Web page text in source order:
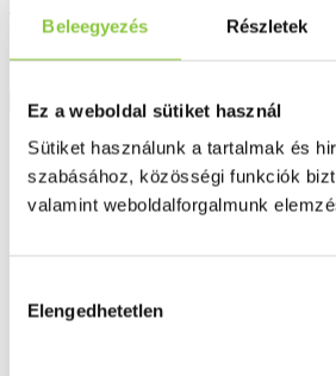
Beleegyezés Részletek
Ez a weboldal sütiket használ
Sütiket használunk a tartalmak és
szabásához, közösségi funkciók
valamint weboldalforgalmunk
kiválasztása
Elengedhetetlen
Részletek